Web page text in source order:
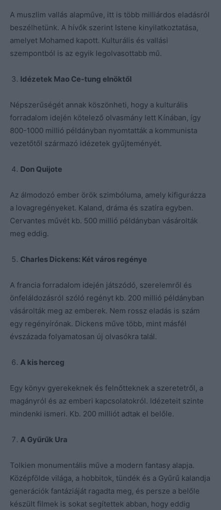
A muszlim vallás alapműve, itt is több milliárdos eladásról
beszélhetünk. A hívők szerint Istene kinyilatkoztatása,
amelyet Mohamed kapott. Kulturális és vallási
szempontból is az egyik legolvasottabb mű.
Idézetek Mao Ce-tung elnöktől
Népszerűségét annak köszönheti, hogy a kulturális
forradalom idején kötelező olvasmány lett Kínában, így
800-1000 millió példányban nyomtatták a kommunista
vezetőtől származó idézetek gyűjteményét.
Don Quijote
Az álmodozó ember örök szimbóluma, amely kifigurázza
a lovagregényeket. Kaland, dráma és szatíra egyben.
Cervantes művét kb. 500 millió példányban vásárolták
meg eddig.
Charles Dickens: Két város regénye
A francia forradalom idején játszódó, szerelemről és
önfeláldozásról szóló regényt kb. 200 millió példányban
vásárolták meg az emberek. Nem rossz eladás is szám
egy regényírónak. Dickens műve több, mint másfél
évszázada folyamatosan új olvasókra talál.
A kis herceg
Egy könyv gyerekeknek és felnőtteknek a szeretetről, a
magányról és az emberi kapcsolatokról. Idézeteit szinte
mindenki ismeri. Kb. 200 milliót adtak el belőle.
A Gyűrűk Ura
Tolkien monumentális műve a modern fantasy alapja.
Középfölde világa, a hobbitok, tündék és a Gyűrű kalandja
generációk fantáziáját ragadta meg, és persze a belőle
készült filmek is sokat segítettek abban, hogy eddig